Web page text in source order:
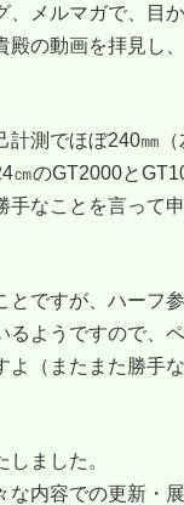
、メルマガで、目
殿の動画を拝見し
計測でほぼ240㎜
㎝のGT2000と
手なことを言って
とですが、ハーフ
るようですので、
よ（またまた勝手
ました。
内容での更新・